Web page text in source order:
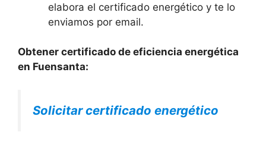
elabora el certificado energético y te lo
enviamos por email.
Obtener certificado de eficiencia energética
en Fuensanta:
Solicitar certificado energético